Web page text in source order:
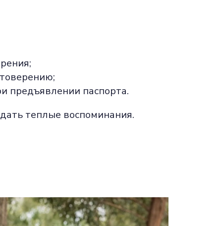
предъявлении паспорта.
теплые воспоминания.